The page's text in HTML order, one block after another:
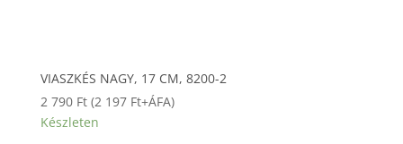
VIASZKÉS NAGY, 17 CM, 8200-2
2 790 Ft (2 197 Ft+ÁFA)
Készleten